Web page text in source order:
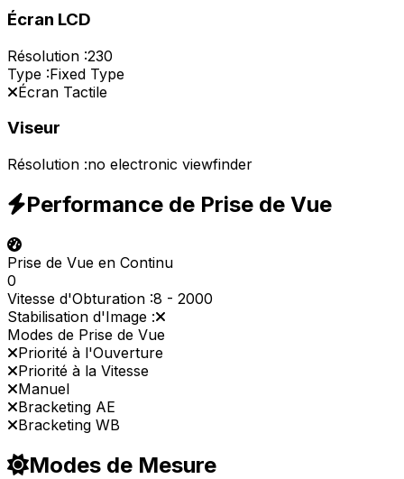
Écran LCD
Résolution :230
Type :Fixed Type
Écran Tactile
Viseur
Résolution :no electronic viewfinder
Performance de Prise de Vue
Prise de Vue en Continu
0
Vitesse d'Obturation :8 - 2000
Stabilisation d'Image :
Modes de Prise de Vue
Priorité à l'Ouverture
Priorité à la Vitesse
Manuel
Bracketing AE
Bracketing WB
Modes de Mesure